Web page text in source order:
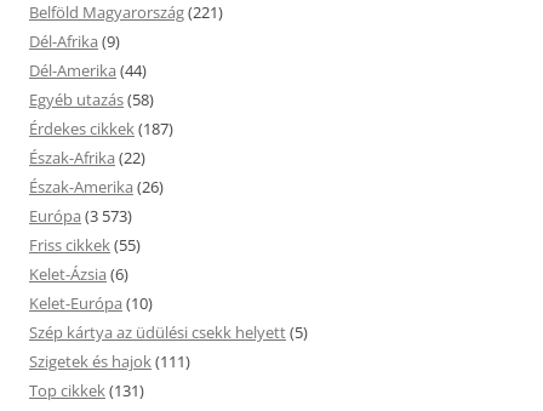
Belföld Magyarország(221)
Dél-Afrika (9)
Dél-Amerika (44)
Egyéb utazás(58)
Érdekes cikkek(187)
Észak-Afrika (22)
Észak-Amerika (26)
Európa (3 573)
Friss cikkek(55)
Kelet-Ázsia (6)
Kelet-Európa (10)
Szép kártya az üdülési csekk helyett(5)
Szigetek és hajok(111)
Top cikkek(131)